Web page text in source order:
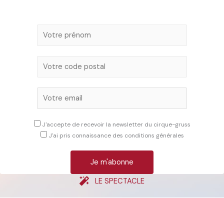
LE SPECTACLE
J'accepte de recevoir la newsletter du cirque-gruss
J'ai pris connaissance des conditions générales